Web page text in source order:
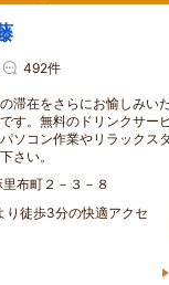
492件
滞在をさらにお愉しみい
す。無料のドリンクサー
ソコン作業やリラックス
さい。
布町２－３－８
り徒歩3分の快適アクセ